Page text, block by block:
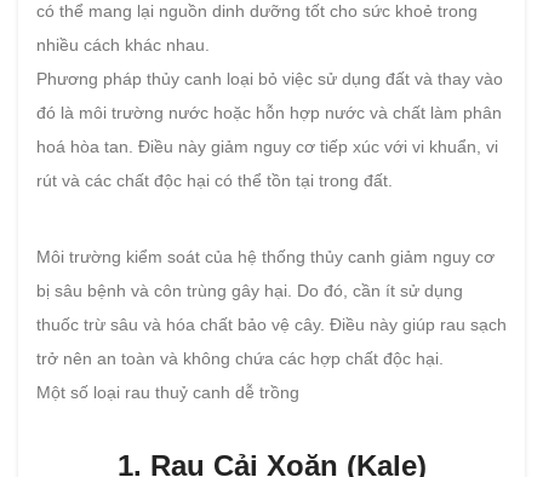
có thể mang lại nguồn dinh dưỡng tốt cho sức khoẻ trong
nhiều cách khác nhau.
Phương pháp thủy canh loại bỏ việc sử dụng đất và thay vào
đó là môi trường nước hoặc hỗn hợp nước và chất làm phân
hoá hòa tan. Điều này giảm nguy cơ tiếp xúc với vi khuẩn, vi
rút và các chất độc hại có thể tồn tại trong đất.
Môi trường kiểm soát của hệ thống thủy canh giảm nguy cơ
bị sâu bệnh và côn trùng gây hại. Do đó, cần ít sử dụng
thuốc trừ sâu và hóa chất bảo vệ cây. Điều này giúp rau sạch
trở nên an toàn và không chứa các hợp chất độc hại.
Một số loại rau thuỷ canh dễ trồng
1. Rau Cải Xoăn (Kale)